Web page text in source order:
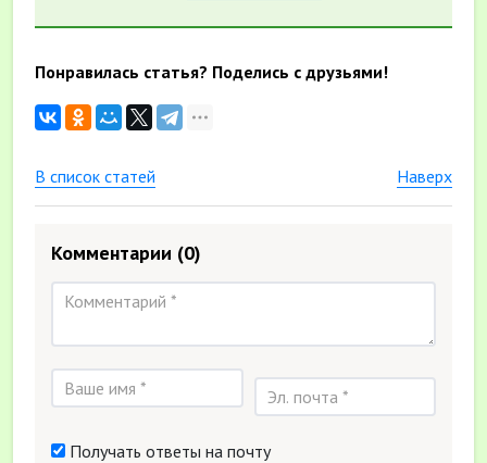
Понравилась статья? Поделись с друзьями!
В список статей Наверх
Комментарии (0)
Получать ответы на почту